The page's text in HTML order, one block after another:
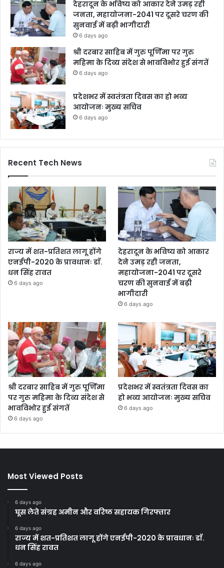
देहरादून के भविष्य को आकार देने उमड़ रही
जनता, महायोजना-2041 पर दूसरे चरण की
सुनवाई में बढ़ी भागीदारी
6 days ago
श्री दरबार साहिब में गुरु पूर्णिमा पर गुरु
महिमा के दिव्य संदेश से भावविभोर हुई संगतें
6 days ago
प्रदेशभर में स्वतंत्रता दिवस का हो भव्य
आयोजनः मुख्य सचिव
6 days ago
Recent Tech News
राज्य में शत-प्रतिशत लागू होंगे
एनईपी-2020 के प्रावधानः डाॅ.
धन सिंह रावत
6 days ago
देहरादून के भविष्य को आकार
देने उमड़ रही जनता,
महायोजना-2041 पर दूसरे
चरण की सुनवाई में बढ़ी
भागीदारी
6 days ago
श्री दरबार साहिब में गुरु पूर्णिमा
पर गुरु महिमा के दिव्य संदेश से
भावविभोर हुई संगतें
6 days ago
प्रदेशभर में स्वतंत्रता दिवस का
हो भव्य आयोजनः मुख्य सचिव
6 days ago
Most Viewed Posts
6 days ago
घूस लेते संग्रह अमीन और वरिष्ठ सहायक गिरफ्तार
6 days ago
राज्य में शत-प्रतिशत लागू होंगे एनईपी-2020 के प्रावधानः डाॅ.
धन सिंह रावत
6 days ago